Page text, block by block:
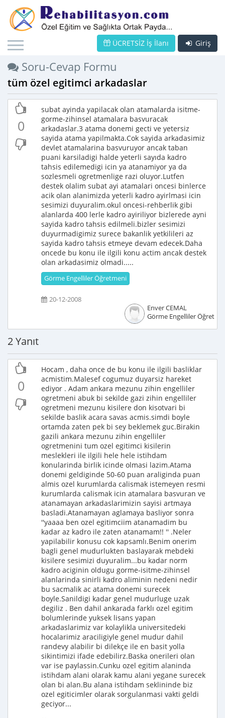
Giriş
ÜCRETSİZ İş İlanı
Soru-Cevap Formu
tüm özel egitimci arkadaslar
0
subat ayinda yapilacak olan atamalarda isitme-
gorme-zihinsel atamalara basvuracak
arkadaslar.3 atama donemi gecti ve yetersiz
sayida atama yapilmakta.Cok sayida arkadasimiz
devlet atamalarina basvuruyor ancak taban
puani karsiladigi halde yeterli sayıda kadro
tahsis edilemedigi icin ya atanamiyor ya da
sozlesmeli ogretmenlige razi oluyor.Lutfen
destek olalim subat ayi atamalari oncesi binlerce
acik olan alanimizda yeterli kadro ayirlmasi icin
sesimizi duyuralim.okul oncesi-rehberlik gibi
alanlarda 400 lerle kadro ayiriliyor bizlerede ayni
sayida kadro tahsis edilmeli.bizler sesimizi
duyurmadigimiz surece bakanlik yetkilileri az
sayida kadro tahsis etmeye devam edecek.Daha
oncede bu konu ile ilgili konu actim ancak destek
olan arkadasimiz olmadi.....
Görme Engelliler Öğretmeni
20-12-2008
Enver CEMAL
Görme Engelliler
2 Yanıt
0
Hocam , daha once de bu konu ile ilgili basliklar
acmistim.Malesef cogumuz duyarsiz hareket
ediyor . Adam ankara mezunu zihin engelliler
ogretmeni abuk bi sekilde gazi zihin engelliler
ogretmeni mezunu kisilere don kisotvari bi
sekilde baslik acara savas acmis.simdi boyle
ortamda zaten pek bi sey beklemek guc.Birakin
gazili ankara mezunu zihin engelliler
ogretmenini tum ozel egitimci kisilerin
meslekleri ile ilgili hele hele istihdam
konularinda birlik icinde olmasi lazim.Atama
donemi geldiginde 50-60 puan araliginda puan
almis ozel kurumlarda calismak istemeyen resmi
kurumlarda calismak icin atamalara basvuran ve
atanamayan arkadaslarimizin sayisi artmaya
basladi.Atanamayan aglamaya basliyor sonra
''yaaaa ben ozel egitimciim atanamadim bu
kadar az kadro ile zaten atanamam!! '' .Neler
yapilabilir konusu cok kapsamlı.Benim onerim
bagli genel mudurlukten baslayarak mebdeki
kisilere sesimizi duyuralim...bu kadar norm
kadro aciginin oldugu gorme-isitme-zihinsel
alanlarinda sinirli kadro aliminin nedeni nedir
bu sacmalik ac atama donemi surecek
boyle.Sanildigi kadar genel mudurluge uzak
degiliz . Ben dahil ankarada farklı ozel egitim
bolumlerinde yuksek lisans yapan
arkadaslarimiz var kolaylikla universitedeki
hocalarimiz araciligiyle genel mudur dahil
randevy alabilir bi dilekçe ile en basit yolla
sikintimizi ifade edebilirz.Baska onerileri olan
var ise paylassin.Cunku ozel egitim alaninda
istihdam alani olarak kamu alani yegane surecek
olan bi alan.Bu alana istihdam seklininde biz
ozel egiticimler olarak sorgulanmasi vakti geldi
geciyor...